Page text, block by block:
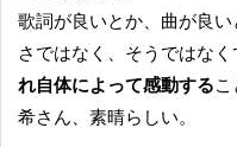
歌詞が良いとか、曲が良
さではなく、そうではなく
れ自体によって感動する
希さん、素晴らしい。